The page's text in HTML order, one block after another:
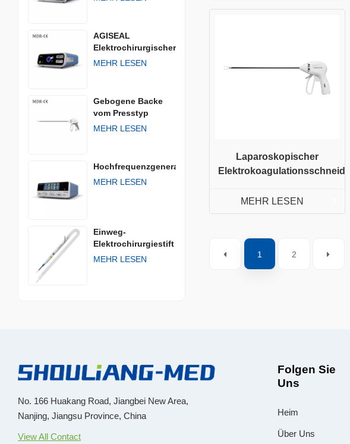
AGISEAL
Elektrochirurgischer
Generator
MEHR LESEN
Gebogene Backe
vom Presstyp
MEHR LESEN
Hochfrequenzgenerator
MEHR LESEN
Einweg-
Elektrochirurgiestift
MEHR LESEN
Laparoskopischer
Elektrokoagulationsschneider
MEHR LESEN
1 2
No. 166 Huakang Road, Jiangbei New Area,
Nanjing, Jiangsu Province, China
View All Contact
Folgen Sie
Uns
Heim
Über Uns